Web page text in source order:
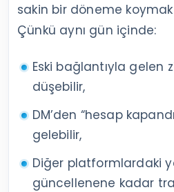
sakin bir döneme
Çünkü aynı gün içinde:
Eski bağlantıyla gelen
düşebilir,
DM’den “hesap
gelebilir,
Diğer platformlardaki
güncellenene kadar